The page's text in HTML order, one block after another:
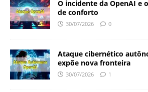
O incidente da OpenAI e
de conforto
30/07/2026 0
Ataque cibernético
expõe nova fronteira
30/07/2026 1